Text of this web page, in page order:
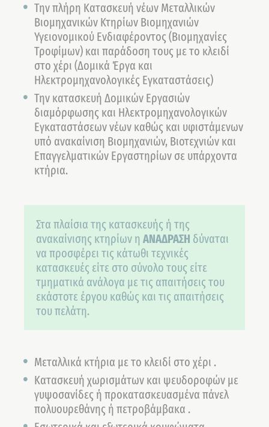
Την πλήρη Κατασκευή νέων Μεταλλικών
Βιομηχανικών Κτηρίων Βιομηχανιών
Υγειονομικού Ενδιαφέροντος (Βιομηχανίες
Τροφίμων) και παράδοση τους με το κλειδί
στο χέρι (Δομικά Έργα και
Ηλεκτρομηχανολογικές Εγκαταστάσεις)
Την κατασκευή Δομικών Εργασιών
διαμόρφωσης και Ηλεκτρομηχανολογικών
Εγκαταστάσεων νέων καθώς και υφιστάμενων
υπό ανακαίνιση Βιομηχανιών, Βιοτεχνιών και
Επαγγελματικών Εργαστηρίων σε υπάρχοντα
κτήρια.
Στα πλαίσια της κατασκευής ή της
ανακαίνισης κτηρίων η ΑΝΑΔΡΑΣΗ δύναται
να προσφέρει τις κάτωθι τεχνικές
κατασκευές είτε στο σύνολο τους είτε
τμηματικά ανάλογα με τις απαιτήσεις του
εκάστοτε έργου καθώς και τις απαιτήσεις
του πελάτη.
Μεταλλικά κτήρια με το κλειδί στο χέρι .
Κατασκευή χωρισμάτων και ψευδοροφών με
γυψοσανίδες ή προκατασκευασμένα πάνελ
πολυουρεθάνης ή πετροβάμβακα .